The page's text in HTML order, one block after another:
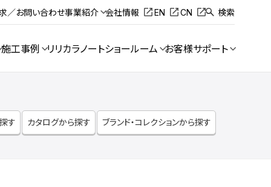
／お問い合わせ事業紹介 会社情報 EN CN 検索
施工事例 リリカラノートショールーム お客様サポート
す カタログから探す ブランド・コレクションから探す